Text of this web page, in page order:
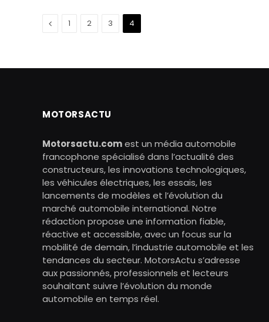
Précédent
1 2 3 4
MOTORSACTU
Motorsactu.comest un média automobile
francophone spécialisé dans l’actualité des
constructeurs, les innovations technologiques,
les véhicules électriques, les essais, les
lancements de modèles et l’évolution du
marché automobile international. Notre
rédaction propose une information fiable,
réactive et accessible, avec un focus sur la
mobilité de demain, l’industrie automobile et les
tendances du secteur. MotorsActu s’adresse
aux passionnés, professionnels et lecteurs
souhaitant suivre l’évolution du monde
automobile en temps réel.